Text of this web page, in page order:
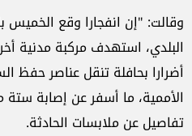
وقالت: "إن انفجارا وقع
البلدي، استهدف مركبة مدنية
أضرارا بحافلة تنقل عناصر حفظ
الأممية، ما أسفر عن إصابة
تفاصيل عن ملابسات الحادثة.